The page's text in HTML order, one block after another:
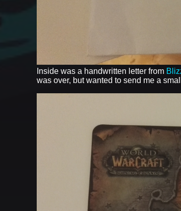
Inside was a handwritten letter from
was over, but wanted to send me a